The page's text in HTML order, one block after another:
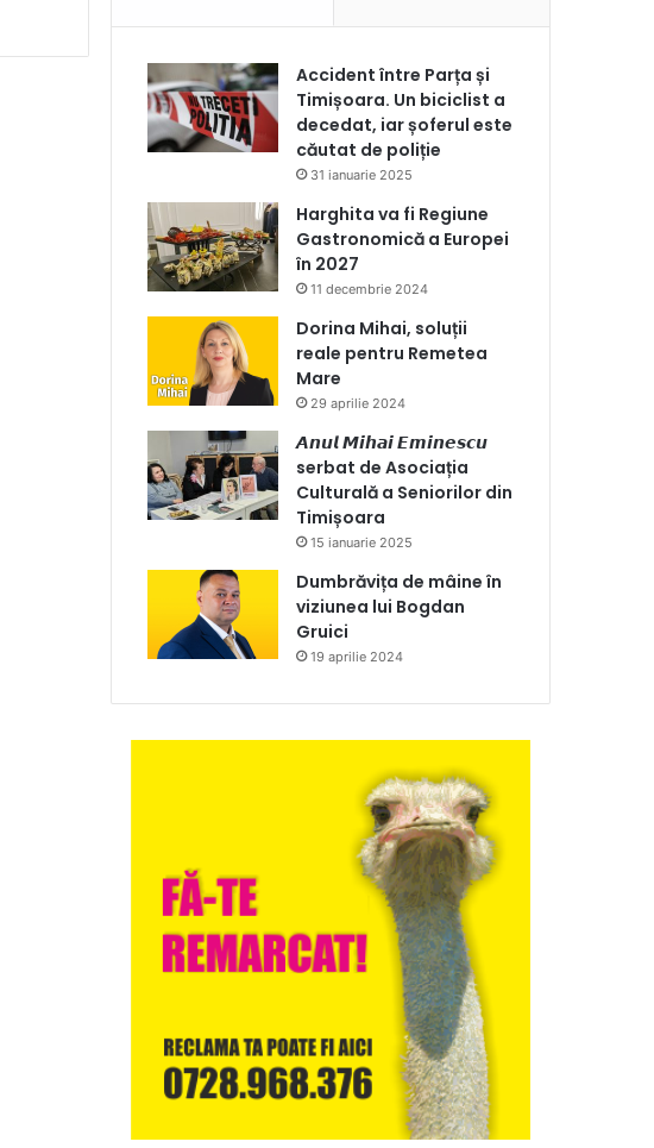
Accident între Parța și
Timișoara. Un biciclist a
decedat, iar șoferul este
căutat de poliție
31 ianuarie 2025
Harghita va fi Regiune
Gastronomică a Europei
în 2027
11 decembrie 2024
Dorina Mihai, soluții
reale pentru Remetea
Mare
29 aprilie 2024
𝘼𝙣𝙪𝙡 𝙈𝙞𝙝𝙖𝙞 𝙀𝙢𝙞𝙣𝙚𝙨𝙘𝙪
serbat de Asociația
Culturală a Seniorilor din
Timișoara
15 ianuarie 2025
Dumbrăvița de mâine în
viziunea lui Bogdan
Gruici
19 aprilie 2024